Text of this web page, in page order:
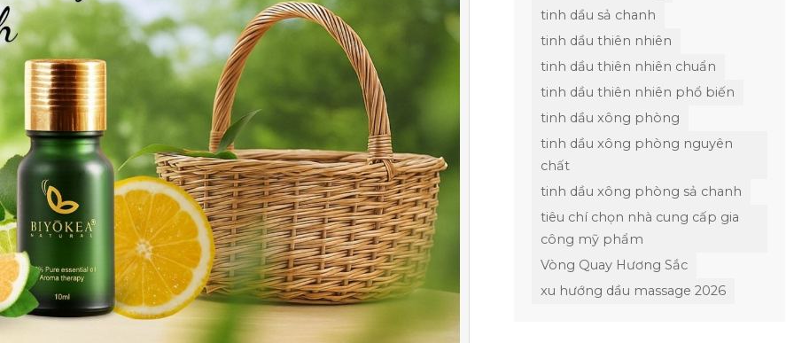
tinh dầu sả chanh
tinh dầu thiên nhiên
tinh dầu thiên nhiên chuẩn
tinh dầu thiên nhiên phổ biến
tinh dầu xông phòng
tinh dầu xông phòng nguyên
chất
tinh dầu xông phòng sả chanh
tiêu chí chọn nhà cung cấp gia
công mỹ phẩm
Vòng Quay Hương Sắc
xu hướng dầu massage 2026